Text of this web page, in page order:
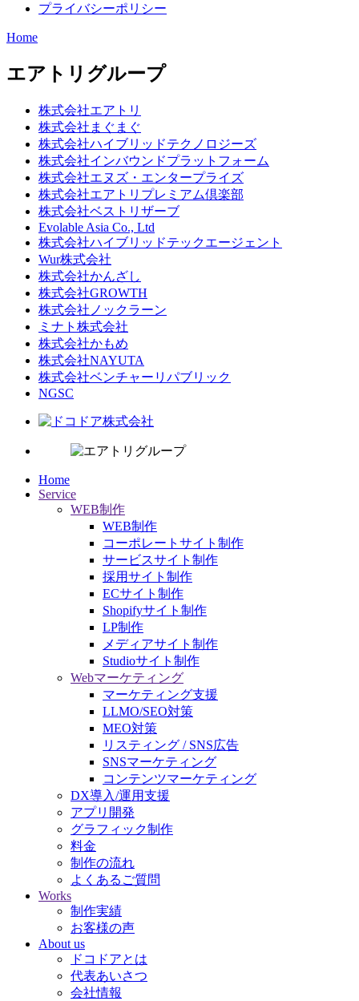
プライバシーポリシー
Home
エアトリグループ
株式会社エアトリ
株式会社まぐまぐ
株式会社ハイブリッドテクノロジーズ
株式会社インバウンドプラットフォーム
株式会社エヌズ・エンタープライズ
株式会社エアトリプレミアム倶楽部
株式会社ベストリザーブ
Evolable Asia Co., Ltd
株式会社ハイブリッドテックエージェント
Wur株式会社
株式会社かんざし
株式会社GROWTH
株式会社ノックラーン
ミナト株式会社
株式会社かもめ
株式会社NAYUTA
株式会社ベンチャーリパブリック
NGSC
Home
Service
WEB制作
WEB制作
コーポレートサイト制作
サービスサイト制作
採用サイト制作
ECサイト制作
Shopifyサイト制作
LP制作
メディアサイト制作
Studioサイト制作
Webマーケティング
マーケティング支援
LLMO/SEO対策
MEO対策
リスティング / SNS広告
SNSマーケティング
コンテンツマーケティング
DX導入/運用支援
アプリ開発
グラフィック制作
料金
制作の流れ
よくあるご質問
Works
制作実績
お客様の声
About us
ドコドアとは
代表あいさつ
会社情報